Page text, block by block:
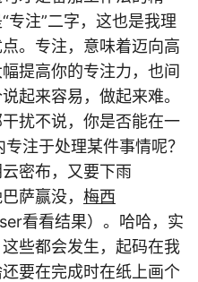
专注”二字，这也是我理
。专注，意味着迈向高
提高你的专注力，也间
起来容易，做起来难。
扰不说，你是否能在一
注于处理某件事情呢？
密布，又要下雨
萨赢没， 梅西
看看结果）。哈哈，实
些都会发生，起码在我
要在完成时在纸上画个